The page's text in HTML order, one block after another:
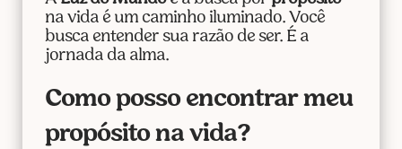
na vida é um caminho iluminado. Você
busca entender sua razão de ser. É a
jornada da alma.
Como posso encontrar meu
propósito na vida?